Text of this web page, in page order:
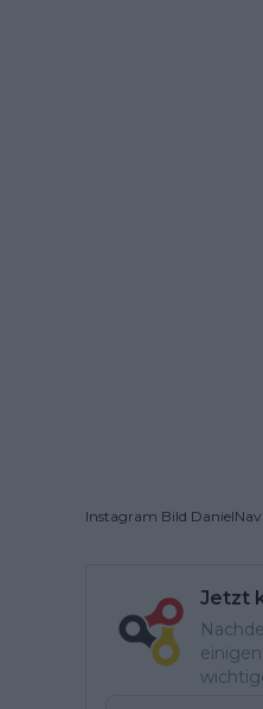
Instagram Bild
Jetzt